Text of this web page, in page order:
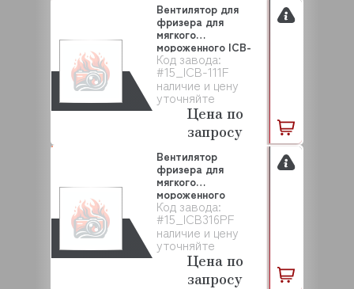
Код завода:
#15_ICB-111F
наличие и цену
уточняйте
Вентилятор для
фризера для
мягкого
мороженного ICB-
111F EQTA (#15...
Цена по
запросу
Код завода:
#15_ICB316PF
наличие и цену
уточняйте
Вентилятор
фризера для
мягкого
мороженного
ICB316PF EQTA
(#15_ICB...
Цена по
запросу